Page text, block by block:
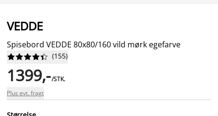
VEDDE
Spisebord VEDDE 80x80/160 vild mørk egefarve





 (155)
1399,-/STK.
Plus evt. fragt